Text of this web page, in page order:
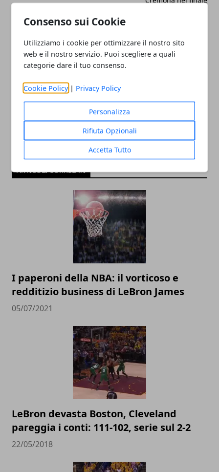
Consenso sui Cookie
Utilizziamo i cookie per ottimizzare il nostro sito
web e il nostro servizio. Puoi scegliere a quali
categorie dare il tuo consenso.
Cookie Policy | Privacy Policy
Personalizza
Rifiuta Opzionali
Accetta Tutto
ARTICOLI CORRELATI
I paperoni della NBA: il vorticoso e
redditizio business di LeBron James
05/07/2021
LeBron devasta Boston, Cleveland
pareggia i conti: 111-102, serie sul 2-2
22/05/2018